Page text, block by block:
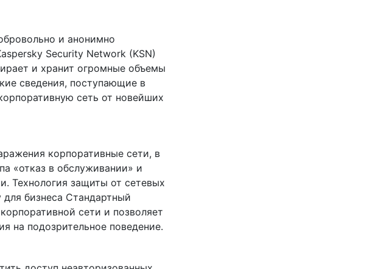
и анонимно
Security Network (KSN)
и хранит огромные объемы
сведения, поступающие в
сеть от новейших
корпоративные сети, в
«отказ в обслуживании» и
Технология защиты от сетевых
бизнеса Стандартный
сети и позволяет
на подозрительное поведение.